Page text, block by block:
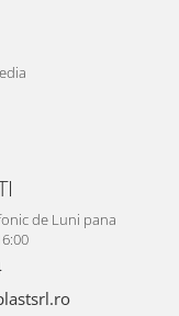
de Luni pana